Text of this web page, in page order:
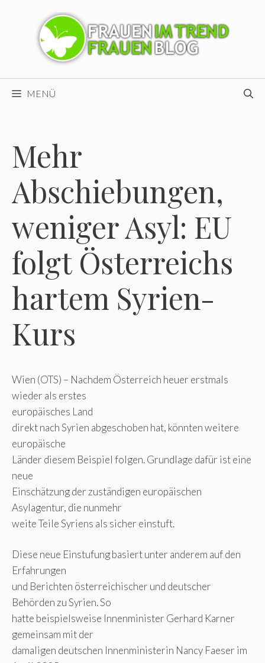
MENÜ
Mehr
Abschiebungen,
weniger Asyl: EU
folgt Österreichs
hartem Syrien-
Kurs
Wien (OTS) – Nachdem Österreich heuer erstmals
wieder als erstes
europäisches Land
direkt nach Syrien abgeschoben hat, könnten weitere
europäische
Länder diesem Beispiel folgen. Grundlage dafür ist eine
neue
Einschätzung der zuständigen europäischen
Asylagentur, die nunmehr
weite Teile Syriens als sicher einstuft.
Diese neue Einstufung basiert unter anderem auf den
Erfahrungen
und Berichten österreichischer und deutscher
Behörden zu Syrien. So
hatte beispielsweise Innenminister Gerhard Karner
gemeinsam mit der
damaligen deutschen Innenministerin Nancy Faeser im